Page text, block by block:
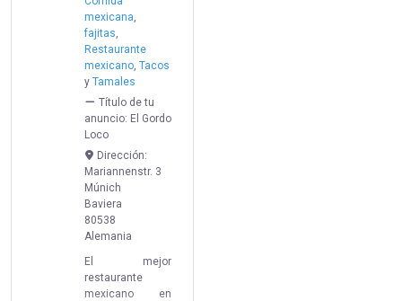
mexicana,
fajitas,
Restaurante
mexicano,Tacos
yTamales
Título de tu
anuncio: El Gordo
Loco
Dirección:
Mariannenstr. 3
Múnich
Baviera
80538
Alemania
El mejor
restaurante
mexicano en